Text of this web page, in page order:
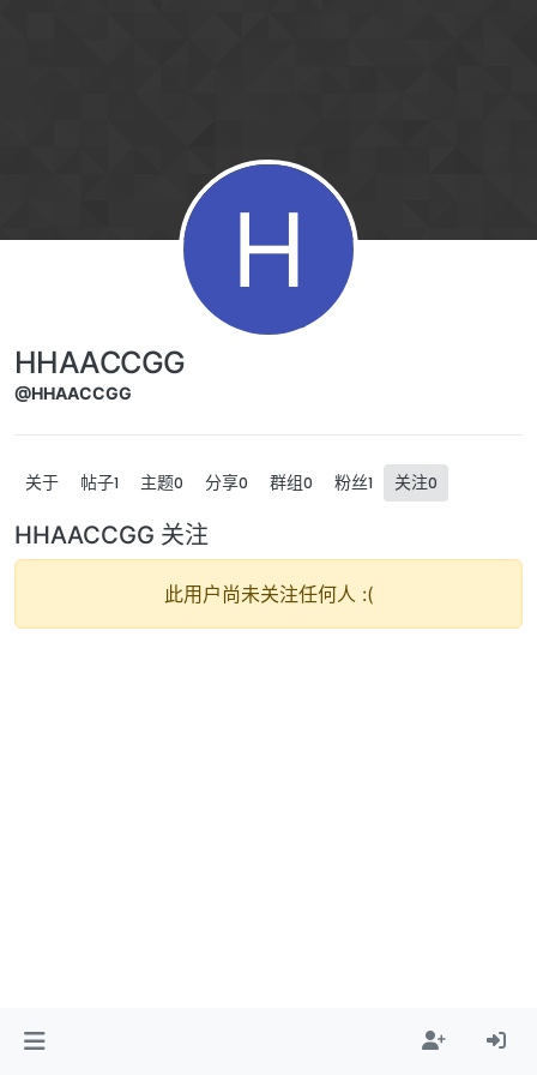
H
HHAACCGG
@HHAACCGG
关于 帖子1 主题0 分享0 群组0 粉丝1 关注0
HHAACCGG 关注
此用户尚未关注任何人 :(